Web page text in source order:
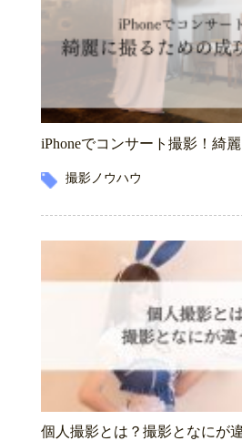
iPhoneでコンサート撮影！綺
撮影ノウハウ
個人撮影とは？撮影となにが